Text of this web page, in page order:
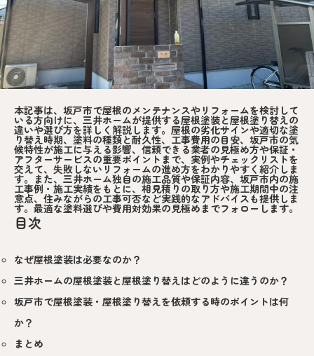
本記事は、坂戸市で屋根のメンテナンスやリフォームを検討して
いる方向けに、三井ホームが提供する屋根塗装と屋根塗り替えの
違いや選び方を詳しく解説します。屋根の劣化サインや適切な塗
り替え時期、塗料の種類と耐久性、工事費用の目安、坂戸市の気
候特性が施工に与える影響、信頼できる業者の見極め方や保証・
アフターサービスの重要ポイントまで、実例やチェックリストを
交えて、失敗しないリフォームの進め方をわかりやすく紹介しま
す。また、三井ホーム独自の施工品質や保証内容、坂戸市内の施
工事例・施工実績をもとに、相見積りの取り方や施工期間中の注
意点、住みながらの工事可否など実践的なアドバイスも提供しま
す。最適な塗料選びや費用対効果の見極めまでフォローします。
目次
なぜ屋根塗装は必要なのか？
三井ホームの屋根塗装と屋根塗り替えはどのように違うのか？
坂戸市で屋根塗装・屋根塗り替えを依頼する時のポイントは何
か？
まとめ